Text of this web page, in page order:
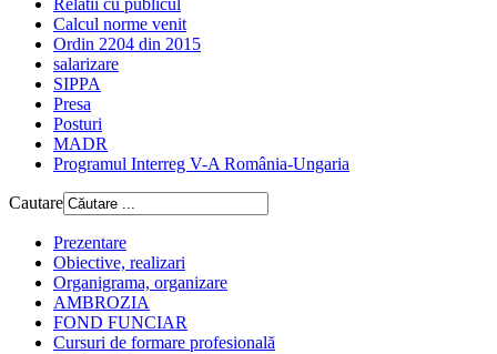
Relatii cu publicul
Calcul norme venit
Ordin 2204 din 2015
salarizare
SIPPA
Presa
Posturi
MADR
Programul Interreg V-A România-Ungaria
Cautare
Prezentare
Obiective, realizari
Organigrama, organizare
AMBROZIA
FOND FUNCIAR
Cursuri de formare profesională